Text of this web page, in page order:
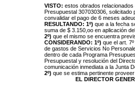
VISTO: estos obrados
Presupuestal 307030306, solicitado
convalidar el pago de 6 meses
RESULTANDO: 1º) que a la fecha
suma de $ 3.150,oo en aplicación
2º) que el mismo se encuentra
CONSIDERANDO: 1º) que el art.
de gastos de Servicios No
dentro de cada Programa
Presupuestal y resolución del
comunicación inmediata a la Junta
2º) que se estima pertinente
EL DIRECTOR